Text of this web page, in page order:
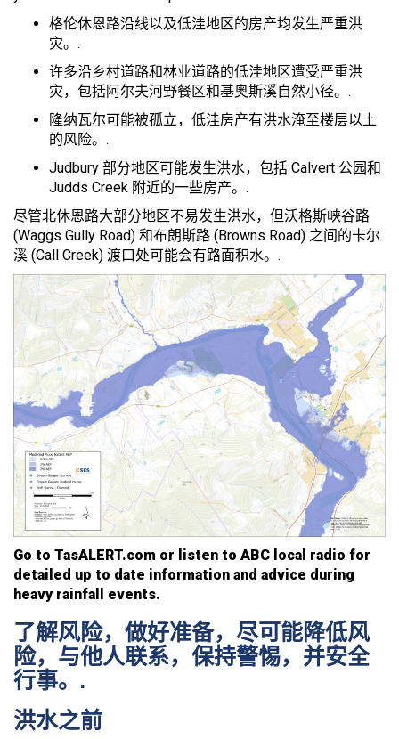
格伦休恩路沿线以及低洼地区的房产均发生严重洪
灾。.
许多沿乡村道路和林业道路的低洼地区遭受严重洪
灾，包括阿尔夫河野餐区和基奥斯溪自然小径。.
隆纳瓦尔可能被孤立，低洼房产有洪水淹至楼层以上
的风险。.
Judbury 部分地区可能发生洪水，包括 Calvert 公园和
Judds Creek 附近的一些房产。.
尽管北休恩路大部分地区不易发生洪水，但沃格斯峡谷路
(Waggs Gully Road) 和布朗斯路 (Browns Road) 之间的卡尔
溪 (Call Creek) 渡口处可能会有路面积水。.
Go to TasALERT.com or listen to ABC local radio for
detailed up to date information and advice during
heavy rainfall events.
了解风险，做好准备，尽可能降低风
险，与他人联系，保持警惕，并安全
行事。.
洪水之前